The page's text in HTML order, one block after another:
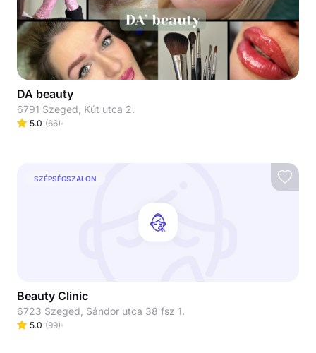
DA beauty
6791 Szeged, Kút utca 2.
5.0 (66)
SZÉPSÉGSZALON
Beauty Clinic
6723 Szeged, Sándor utca 38 fsz 1.
5.0 (99)